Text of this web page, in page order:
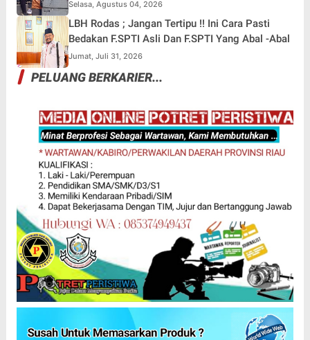
Selasa, Agustus 04, 2026
LBH Rodas ; Jangan Tertipu !! Ini Cara Pasti
Bedakan F.SPTI Asli Dan F.SPTI Yang Abal -Abal
Jumat, Juli 31, 2026
PELUANG BERKARIER...